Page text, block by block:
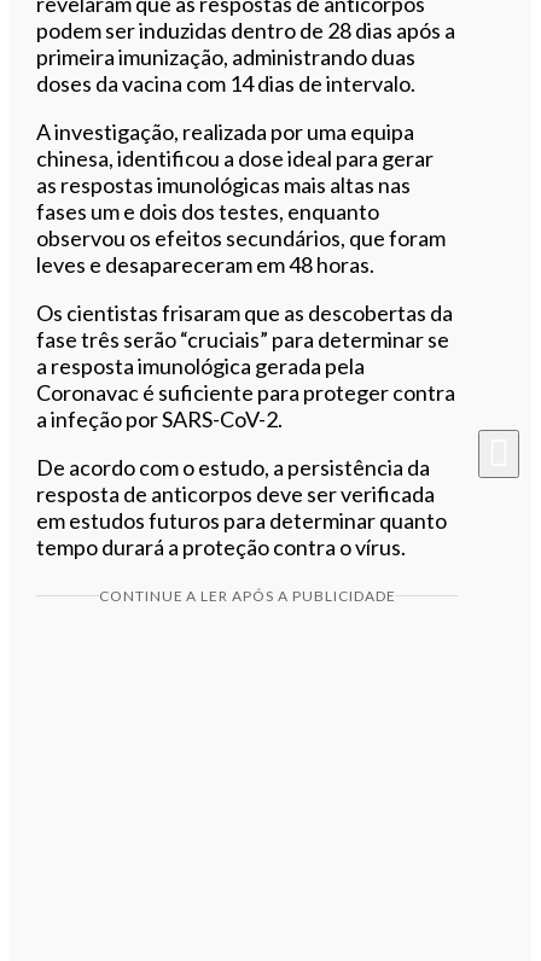
podem ser induzidas dentro de 28 dias após a
primeira imunização, administrando duas
doses da vacina com 14 dias de intervalo.
A investigação, realizada por uma equipa
chinesa, identificou a dose ideal para gerar
as respostas imunológicas mais altas nas
fases um e dois dos testes, enquanto
observou os efeitos secundários, que foram
leves e desapareceram em 48 horas.
Os cientistas frisaram que as descobertas da
fase três serão “cruciais” para determinar se
a resposta imunológica gerada pela
Coronavac é suficiente para proteger contra
a infeção por SARS-CoV-2.
De acordo com o estudo, a persistência da
resposta de anticorpos deve ser verificada
em estudos futuros para determinar quanto
tempo durará a proteção contra o vírus.
CONTINUE A LER APÓS A PUBLICIDADE